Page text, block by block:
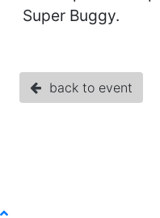
Super Buggy.
back to event